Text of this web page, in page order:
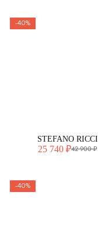
-40%
STEFANO RICCI
25 740 ₽42 900 ₽
-40%